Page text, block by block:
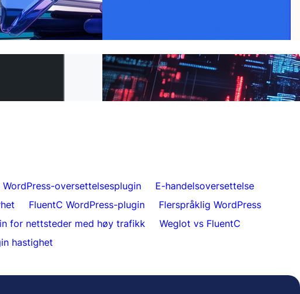
Weglot-alternativ — og
5 minutter
Uanstrengt nettsideoversettelse for kunder
WordPress-oversettelsesplugin
E-handelsoversettelse
FluentC WordPress-plugin
Flerspråklig WordPress
for nettsteder med høy trafikk
Weglot vs FluentC
hastighet